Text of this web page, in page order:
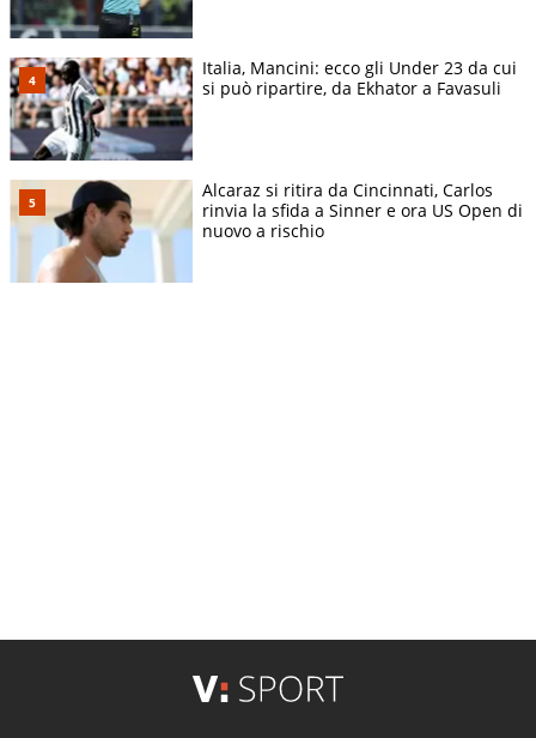
Italia, Mancini: ecco gli Under 23 da cui
si può ripartire, da Ekhator a Favasuli
Alcaraz si ritira da Cincinnati, Carlos
rinvia la sfida a Sinner e ora US Open di
nuovo a rischio